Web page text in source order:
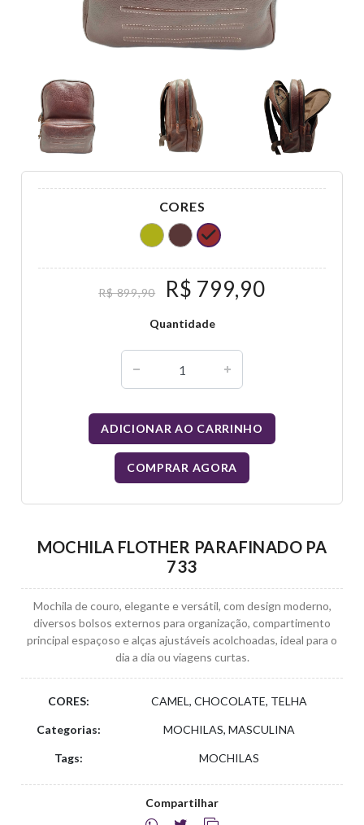
CORES
R$ 899,90 R$ 799,90
Quantidade
ADICIONAR AO CARRINHO
COMPRAR AGORA
MOCHILA FLOTHER PARAFINADO PA
733
Mochila de couro, elegante e versátil, com design moderno,
diversos bolsos externos para organização, compartimento
principal espaçoso e alças ajustáveis acolchoadas, ideal para o
dia a dia ou viagens curtas.
CORES: CAMEL, CHOCOLATE, TELHA
Categorias: MOCHILAS, MASCULINA
Tags: MOCHILAS
Compartilhar